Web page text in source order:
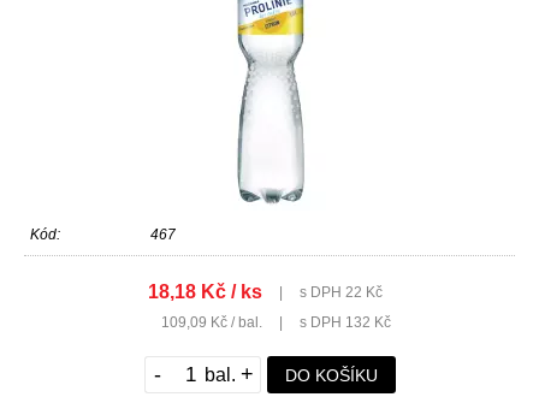
Kód: 467
18,18 Kč / ks
s DPH 22 Kč
109,09 Kč / bal.
s DPH 132 Kč
- + DO KOŠÍKU